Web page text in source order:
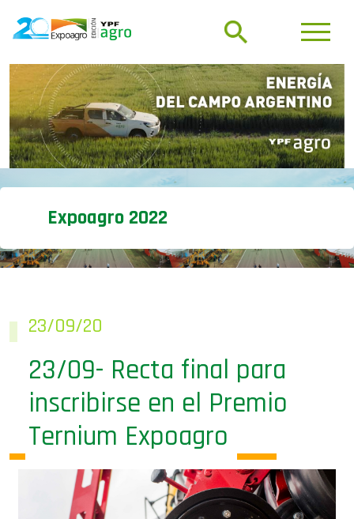
Expoagro 2022
23/09/20
23/09- Recta final para
inscribirse en el Premio
Ternium Expoagro